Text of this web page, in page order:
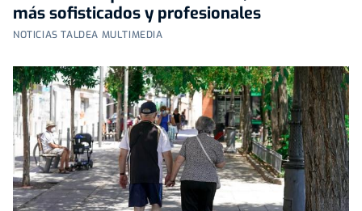
más sofisticados y profesionales
NOTICIAS TALDEA MULTIMEDIA